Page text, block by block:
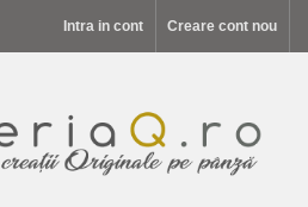
Intra in cont Creare cont nou